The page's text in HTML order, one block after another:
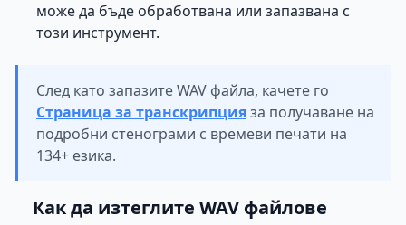
може да бъде обработвана или запазвана с
този инструмент.
След като запазите WAV файла, качете го
Страница за транскрипцияза получаване на
подробни стенограми с времеви печати на
134+ езика.
Как да изтеглите WAV файлове